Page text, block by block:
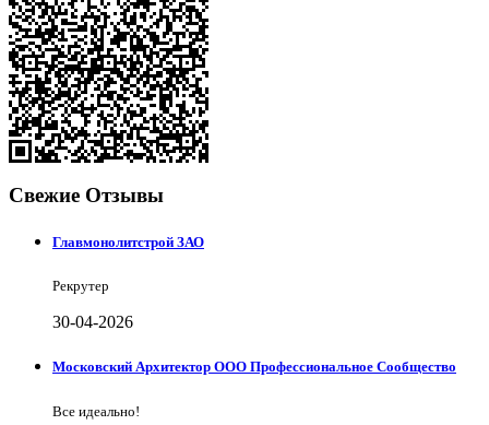
Свежие Отзывы
Главмонолитстрой ЗАО
Рекрутер
30-04-2026
Московский Архитектор ООО Профессиональное Сообщество
Все идеально!